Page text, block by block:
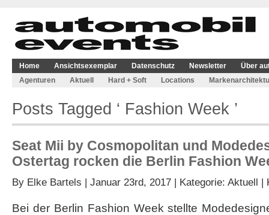
Home Ansichtsexemplar Datenschutz Newsletter
Über
Agenturen
Aktuell Hard + Soft Locations
Posts Tagged ‘ Fashion Week ’
Seat Mii by Cosmopolitan und
Ostertag rocken die Berlin Fashion
By Elke Bartels | Januar 23rd, 2017 | Kategorie: Aktuell |
Bei der Berlin Fashion Week stellte